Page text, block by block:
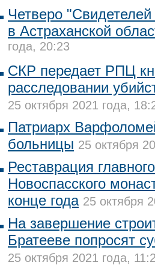
Четверо
в Астраханской
года, 20:23
СКР передает РПЦ
расследовании
25 октября 2021 года,
Патриарх
больницы 25 октября
Реставрация
Новоспасского
конце года 25 октября
На завершение
Братееве попросят
25 октября 2021 года,